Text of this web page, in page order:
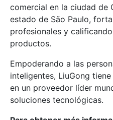
comercial en la ciudad de
estado de São Paulo,
profesionales y
productos.
Empoderando a las
inteligentes, LiuGong
en un proveedor líder
soluciones tecnológicas.